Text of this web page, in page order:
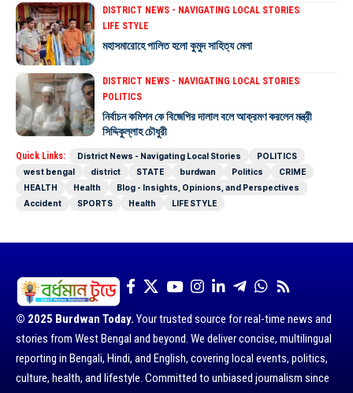
DISTRICT NEWS - NAVIGATING LOCAL STORIES
LIFE STYLE
মহাসমারোহে পালিত হলো কুমুদ সাহিত্য মেলা
DISTRICT NEWS - NAVIGATING LOCAL STORIES
POLITICS
নির্বাচন কমিশন কে বিজেপির দালাল বলে আক্রমণ করলেন মন্ত্রী
সিদ্দিকুল্লাহ চৌধুরী
Quick Links: District News - Navigating Local Stories
POLITICS
west bengal
district STATE burdwan Politics
CRIME
HEALTH
Health
Blog - Insights, Opinions, and Perspectives
Accident
SPORTS Health LIFE STYLE
© 2025 Burdwan Today. Your trusted source for real-time news and
stories from West Bengal and beyond. We deliver concise, multilingual
reporting in Bengali, Hindi, and English, covering local events, politics,
culture, health, and lifestyle. Committed to unbiased journalism since